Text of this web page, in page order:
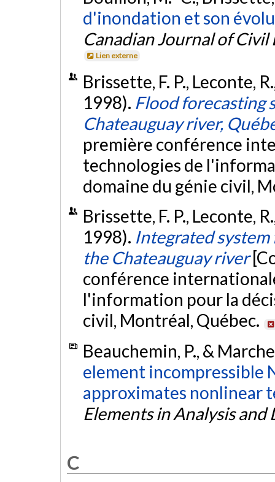
d'inondation et son
Canadian Journal of Civil
Lien externe
Brissette, F. P., Leconte,
1998). Flood forecasting
Chateauguay river,
première conférence
technologies de
domaine du génie civil,
Brissette, F. P., Leconte,
1998). Integrated
the Chateauguay river
conférence
l'information pour la
civil, Montréal, Québec.
Beauchemin, P., &
element incompressible
approximates nonlinear
Elements in Analysis and
C